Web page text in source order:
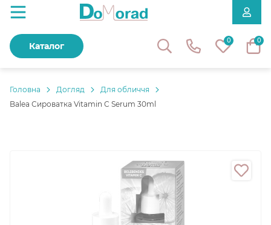
0 0
Каталог
Головнa Догляд
Для обличчя
Balea Сироватка Vitamin C Serum 30ml